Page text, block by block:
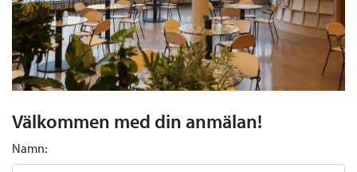
Välkommen med din anmälan!
Namn: